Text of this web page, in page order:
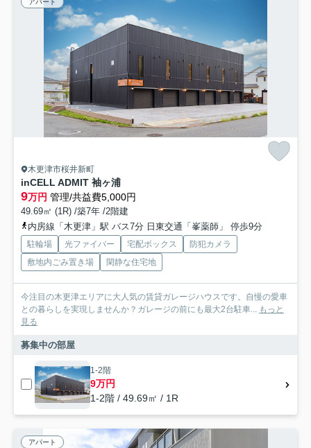
アパート
木更津市桜井新町
inCELL ADMIT 袖ヶ浦
9万円 管理/共益費5,000円
49.69㎡ (1R) /築7年 /2階建
内房線「木更津」駅 バス7分 日東交通「峯薬師」 停歩9分
駐輪場 光ファイバー 宅配ボックス
防犯カメラ
敷地内ごみ置き場
閑静な住宅地
今注目の木更津エリアに大人気の賃貸ガレージハウスです。自慢の愛車
との暮らしを実現しませんか？ガレージの前にも最大2台駐車... もっと
見る
募集中の部屋
1-2階
9万円
1-2階 / 49.69㎡ / 1R
アパート